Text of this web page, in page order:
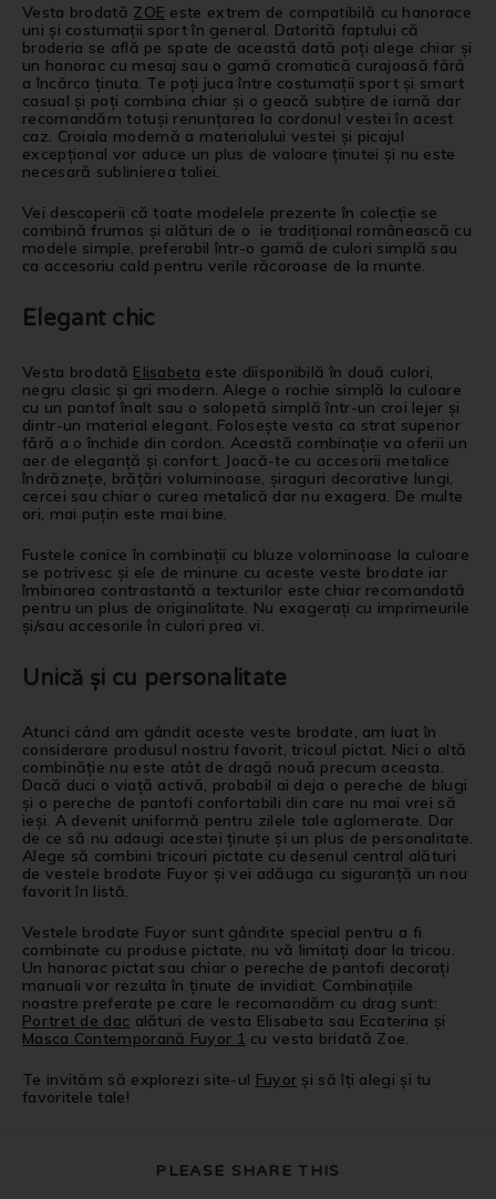
Vesta brodată ZOE este extrem de compatibilă cu hanorace
uni și costumații sport în general. Datorită faptului că
broderia se află pe spate de această dată poți alege chiar și
un hanorac cu mesaj sau o gamă cromatică curajoasă fără
a încărca ținuta. Te poți juca între costumații sport și smart
casual și poți combina chiar și o geacă subțire de iarnă dar
recomandăm totuși renunțarea la cordonul vestei în acest
caz. Croiala modernă a materialului vestei și picajul
excepțional vor aduce un plus de valoare ținutei și nu este
necesară sublinierea taliei.
Vei descoperii că toate modelele prezente în colecție se
combină frumos și alături de o ie tradițional românească cu
modele simple, preferabil într-o gamă de culori simplă sau
ca accesoriu cald pentru verile răcoroase de la munte.
Elegant chic
Vesta brodată Elisabeta este diisponibilă în două culori,
negru clasic și gri modern. Alege o rochie simplă la culoare
cu un pantof înalt sau o salopetă simplă într-un croi lejer și
dintr-un material elegant. Folosește vesta ca strat superior
fără a o închide din cordon. Această combinație va oferii un
aer de eleganță și confort. Joacă-te cu accesorii metalice
îndrăznețe, brățări voluminoase, șiraguri decorative lungi,
cercei sau chiar o curea metalică dar nu exagera. De multe
ori, mai puțin este mai bine.
Fustele conice în combinații cu bluze volominoase la culoare
se potrivesc și ele de minune cu aceste veste brodate iar
îmbinarea contrastantă a texturilor este chiar recomandată
pentru un plus de originalitate. Nu exagerați cu imprimeurile
și/sau accesorile în culori prea vi.
Unică și cu personalitate
Atunci când am gândit aceste veste brodate, am luat în
considerare produsul nostru favorit, tricoul pictat. Nici o altă
combinăție nu este atât de dragă nouă precum aceasta.
Dacă duci o viață activă, probabil ai deja o pereche de blugi
și o pereche de pantofi confortabili din care nu mai vrei să
ieși. A devenit uniformă pentru zilele tale aglomerate. Dar
de ce să nu adaugi acestei ținute și un plus de personalitate.
Alege să combini tricouri pictate cu desenul central alături
de vestele brodate Fuyor și vei adăuga cu siguranță un nou
favorit în listă.
Vestele brodate Fuyor sunt gândite special pentru a fi
combinate cu produse pictate, nu vă limitați doar la tricou.
Un hanorac pictat sau chiar o pereche de pantofi decorați
manuali vor rezulta în ținute de invidiat. Combinațiile
noastre preferate pe care le recomandăm cu drag sunt:
Portret de dac alături de vesta Elisabeta sau Ecaterina și
Masca Contemporană Fuyor 1 cu vesta bridată Zoe.
Te invităm să explorezi site-ul Fuyor și să îți alegi și tu
favoritele tale!
PLEASE SHARE THIS